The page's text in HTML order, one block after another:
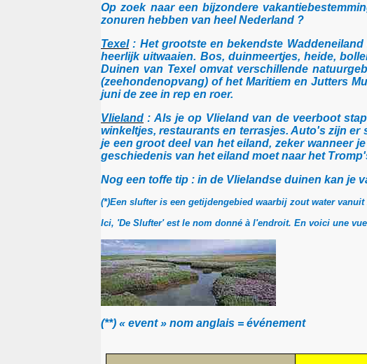
Op zoek naar een bijzondere
zonuren hebben van heel Nederland ?
Texel: Het grootste en bekendste
heerlijk uitwaaien. Bos, duinmeertjes, heide,
Duinen van Texel omvat verschillende
(zeehondenopvang) of het Maritiem en Jutters
juni de zee in rep en roer.
Vlieland : Als je op Vlieland van de veerboot
winkeltjes, restaurants en terrasjes. Auto's zijn er
je een groot deel van het eiland, zeker wanneer
geschiedenis van het eiland moet naar het
Nog een toffe tip : in de Vlielandse duinen kan je
(*)Een slufteris een getijdengebied waarbij zout water
Ici, 'De Slufter' est le nom donné à l'endroit. En voici une
(**) « event » nom anglais = événement